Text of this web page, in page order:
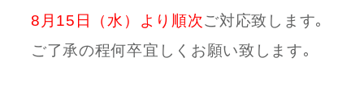
8月15日（水）より順次ご対応致します｡
ご了承の程何卒宜しくお願い致します｡